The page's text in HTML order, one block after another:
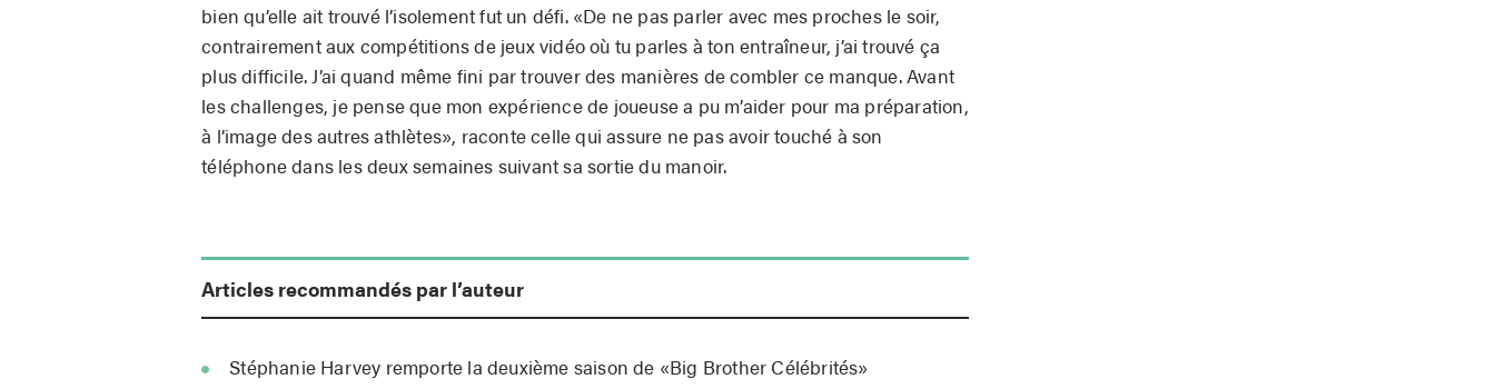
bien qu’elle ait trouvé l’isolement fut un défi. «De ne pas parler avec mes proches le soir,
contrairement aux compétitions de jeux vidéo où tu parles à ton entraîneur, j’ai trouvé ça
plus difficile. J’ai quand même fini par trouver des manières de combler ce manque. Avant
les challenges, je pense que mon expérience de joueuse a pu m’aider pour ma préparation,
à l’image des autres athlètes», raconte celle qui assure ne pas avoir touché à son
téléphone dans les deux semaines suivant sa sortie du manoir.
Articles recommandés par l’auteur
Stéphanie Harvey remporte la deuxième saison de «Big Brother Célébrités»